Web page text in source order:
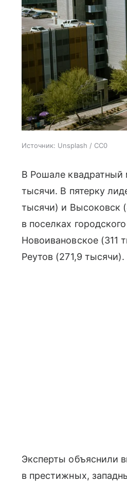
Источник: Unsplash / CC0
В Рошале
тысячи. В пятерку
тысячи) и Высоковск
в поселках
Новоивановское (311
Реутов (271,9 тысячи).
Эксперты объяснили
в престижных,